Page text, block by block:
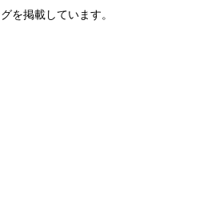
を掲載しています。